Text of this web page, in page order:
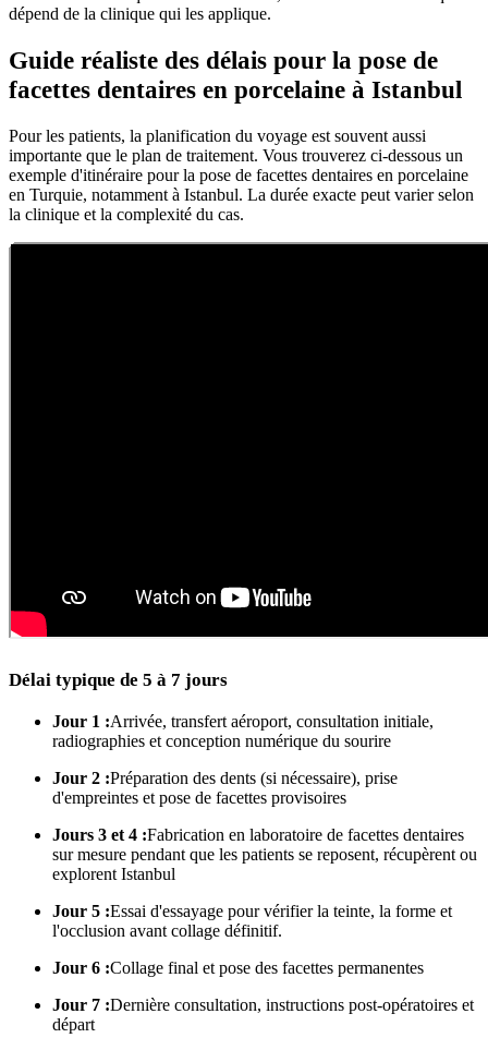
dépend de la clinique qui les applique.
Guide réaliste des délais pour la pose de
facettes dentaires en porcelaine à Istanbul
Pour les patients, la planification du voyage est souvent aussi
importante que le plan de traitement. Vous trouverez ci-dessous un
exemple d'itinéraire pour la pose de facettes dentaires en porcelaine
en Turquie, notamment à Istanbul. La durée exacte peut varier selon
la clinique et la complexité du cas.
Délai typique de 5 à 7 jours
Jour 1 :Arrivée, transfert aéroport, consultation initiale,
radiographies et conception numérique du sourire
Jour 2 :Préparation des dents (si nécessaire), prise
d'empreintes et pose de facettes provisoires
Jours 3 et 4 :Fabrication en laboratoire de facettes dentaires
sur mesure pendant que les patients se reposent, récupèrent ou
explorent Istanbul
Jour 5 :Essai d'essayage pour vérifier la teinte, la forme et
l'occlusion avant collage définitif.
Jour 6 :Collage final et pose des facettes permanentes
Jour 7 :Dernière consultation, instructions post-opératoires et
départ